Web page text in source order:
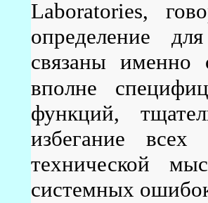
Laboratories,
определение
связаны
вполне
функций,
избегание
технической
системных